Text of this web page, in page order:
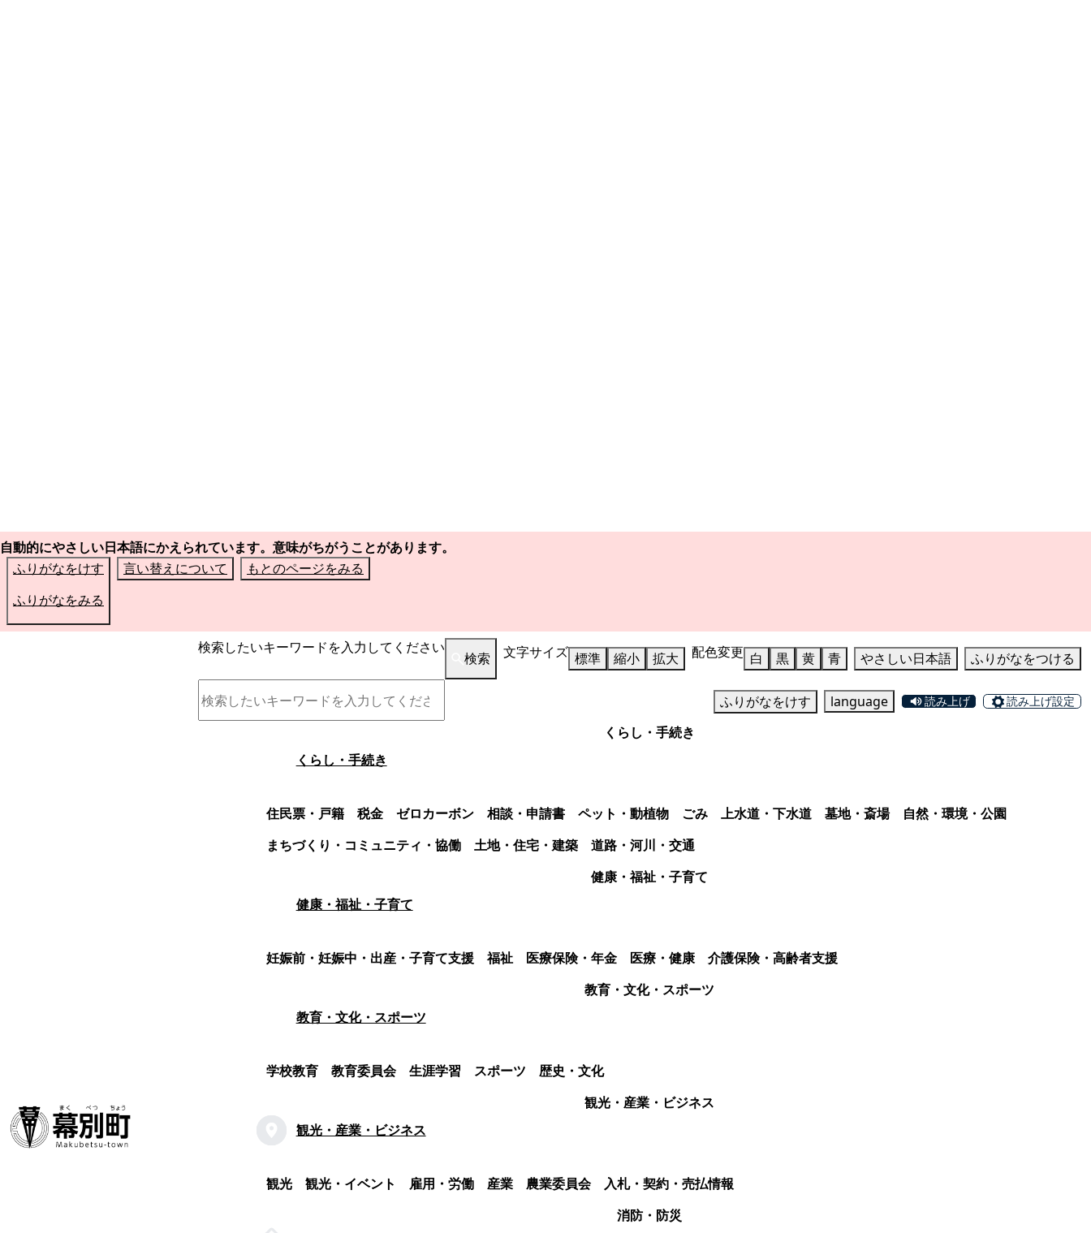
自動的にやさしい日本語にかえられています。意味がちがうことがあります。
ふりがなをけす
ふりがなをみる
言い替えについて もとのページをみる
検索したいキーワードを入力してください
検索 文字サイズ 標準 縮小 拡大 配色変更 白 黒 黄 青 やさしい日本語 ふりがなをつける
ふりがなをけす language 読み上げ 読み上げ設定
くらし・手続き
くらし・手続き
住民票・戸籍 税金 ゼロカーボン 相談・申請書 ペット・動植物 ごみ 上水道・下水道 墓地・斎場
自然・環境・公園
まちづくり・コミュニティ・協働
土地・住宅・建築
道路・河川・交通
健康・福祉・子育て
健康・福祉・子育て
妊娠前・妊娠中・出産・子育て支援 福祉 医療保険・年金 医療・健康
介護保険・高齢者支援
教育・文化・スポーツ
教育・文化・スポーツ
学校教育 教育委員会 生涯学習 スポーツ
歴史・文化
観光・産業・ビジネス
観光・産業・ビジネス
観光 観光・イベント 雇用・労働 産業 農業委員会
入札・契約・売払情報
消防・防災